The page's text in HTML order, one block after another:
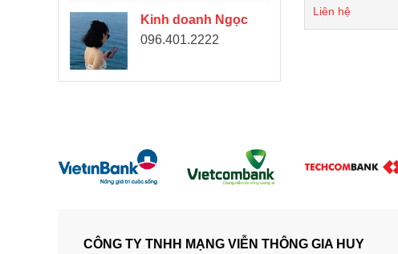
Kinh doanh Ngọc
096.401.2222
125V) màu đen
Liên hệ
CÔNG TY TNHH MẠNG VIỄN THÔNG GIA HUY